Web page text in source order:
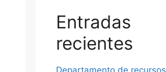
Entradas
recientes
Departamento de recursos